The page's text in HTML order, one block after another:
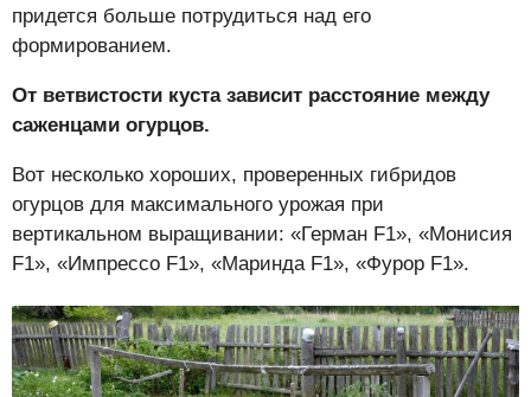
придется больше потрудиться над его
формированием.
От ветвистости куста зависит расстояние между
саженцами огурцов.
Вот несколько хороших, проверенных гибридов
огурцов для максимального урожая при
вертикальном выращивании: «Герман F1», «Монисия
F1», «Импрессо F1», «Маринда F1», «Фурор F1».